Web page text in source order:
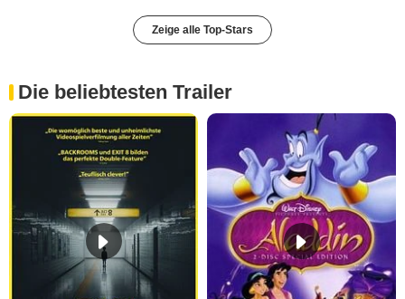
Zeige alle Top-Stars
Die beliebtesten Trailer